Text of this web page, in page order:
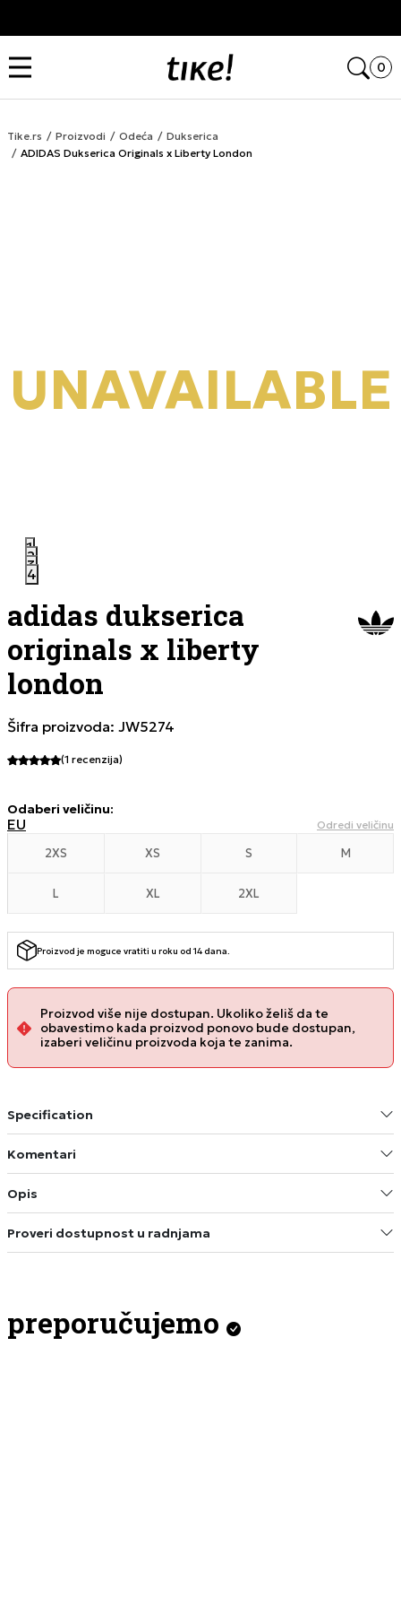
0
Tike.rs Proizvodi Odeća
Dukserica
ADIDAS Dukserica Originals x Liberty London
1
2
3
4
UNAVAILABLE
adidas dukserica
originals x liberty
london
Šifra proizvoda: JW5274
(1 recenzija)
Odaberi veličinu:
EU Odredi veličinu
2XS XS S M
L XL 2XL
Proizvod je moguce vratiti u roku od 14 dana.
Proizvod više nije dostupan. Ukoliko želiš da te
obavestimo kada proizvod ponovo bude dostupan,
izaberi veličinu proizvoda koja te zanima.
Specification
Komentari
Opis
Proveri dostupnost u radnjama
preporučujemo